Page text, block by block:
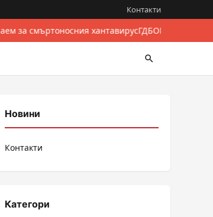
Контакти
за смъртоносния хантавирусГДБОП разби
Новини
Контакти
Категори